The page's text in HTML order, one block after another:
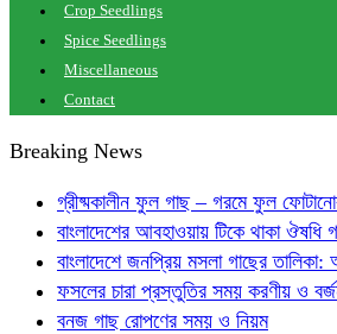
Crop Seedlings
Spice Seedlings
Miscellaneous
Contact
Breaking News
গ্রীষ্মকালীন ফুল গাছ – গরমে ফুল
বাংলাদেশের আবহাওয়ায় টিকে থাকা ঔষধি
বাংলাদেশে জনপ্রিয় মসলা গাছের
ফসলের চারা প্রস্তুতির সময় করণীয় ও
বনজ গাছ রোপণের সময় ও নিয়ম